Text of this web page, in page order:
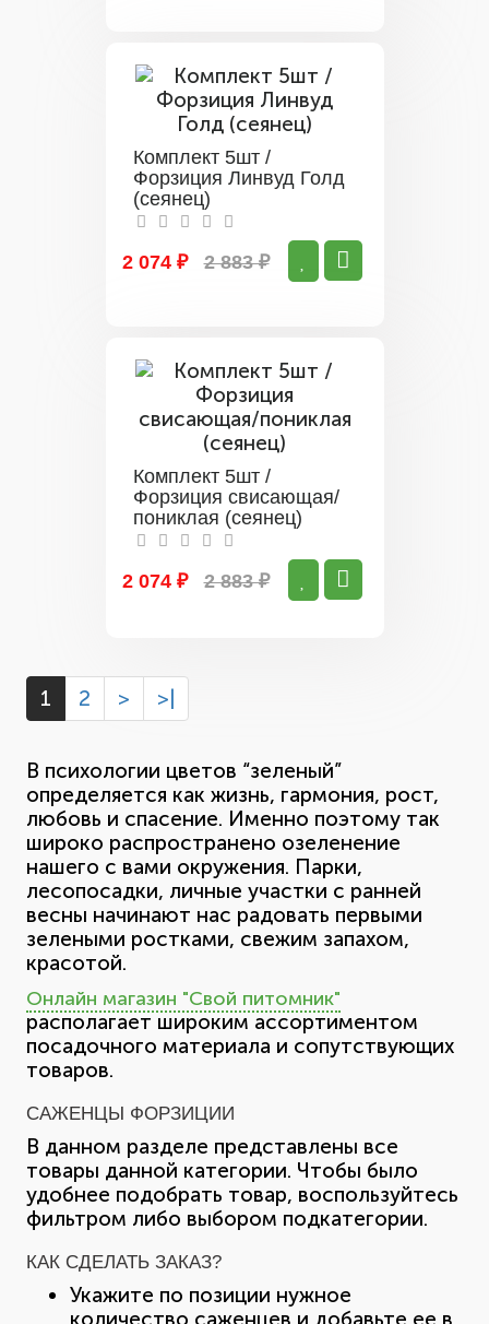
Комплект 5шт /
Форзиция Линвуд Голд
(сеянец)
2 074 ₽ 2 883 ₽
Комплект 5шт /
Форзиция свисающая/
пониклая (сеянец)
2 074 ₽ 2 883 ₽
1 2 > >|
В психологии цветов “зеленый”
определяется как жизнь, гармония, рост,
любовь и спасение. Именно поэтому так
широко распространено озеленение
нашего с вами окружения. Парки,
лесопосадки, личные участки с ранней
весны начинают нас радовать первыми
зелеными ростками, свежим запахом,
красотой.
Онлайн магазин "Свой питомник"
располагает широким ассортиментом
посадочного материала и сопутствующих
товаров.
САЖЕНЦЫ ФОРЗИЦИИ
В данном разделе представлены все
товары данной категории. Чтобы было
удобнее подобрать товар, воспользуйтесь
фильтром либо выбором подкатегории.
КАК СДЕЛАТЬ ЗАКАЗ?
Укажите по позиции нужное